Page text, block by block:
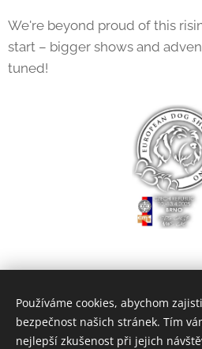
We're beyond proud of this
start – bigger shows and
tuned!
Používáme cookies, abychom
bezpečnost našich stránek. Tím
nejlepší zkušenost při jejich